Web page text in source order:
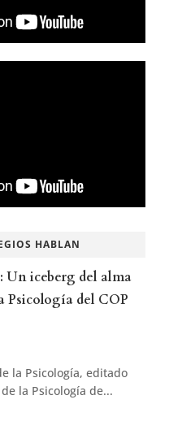
HABLAN
Un iceberg del alma
Psicología del COP
la Psicología, editado
la Psicología de...